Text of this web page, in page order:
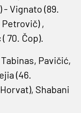
- Vignato (89.
,
70. Čop).
Pavičić,
(46.
Shabani